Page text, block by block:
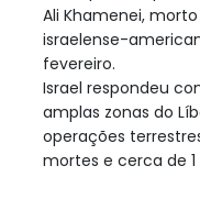
Ali Khamenei,
israelense-
fevereiro.
Israel respondeu
amplas zonas do
operações
mortes e cerca de